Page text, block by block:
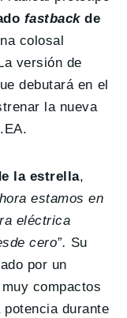
fastbackde
colosal
versión de
debutará en el
la nueva
la estrella,
estamos en
eléctrica
cero”. Su
por un
compactos
durante